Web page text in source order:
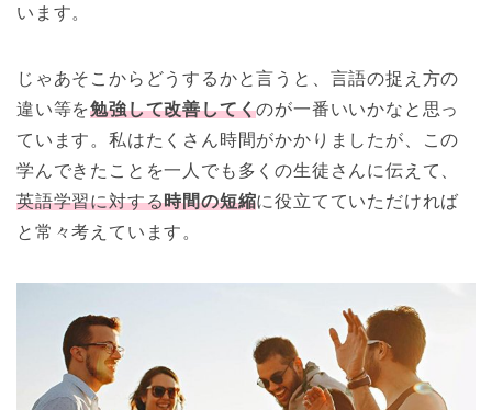
います。
じゃあそこからどうするかと言うと、言語の捉え方の
違い等を勉強して改善してくのが一番いいかなと思っ
ています。私はたくさん時間がかかりましたが、この
学んできたことを一人でも多くの生徒さんに伝えて、
英語学習に対する時間の短縮に役立てていただければ
と常々考えています。